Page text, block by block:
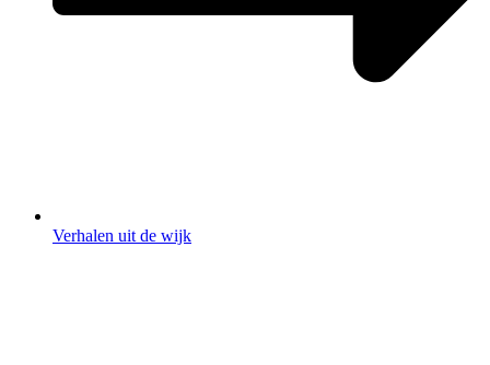
Verhalen uit de wijk